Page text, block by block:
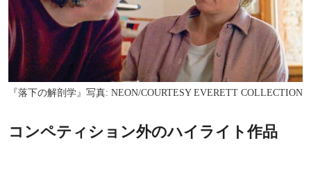
『落下の解剖学』写真: NEON/COURTESY EVERETT COLLECTION
コンペティション外のハイライト作品